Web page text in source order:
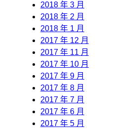
2018 年 3 月
2018 年 2 月
2018 年 1 月
2017 年 12 月
2017 年 11 月
2017 年 10 月
2017 年 9 月
2017 年 8 月
2017 年 7 月
2017 年 6 月
2017 年 5 月